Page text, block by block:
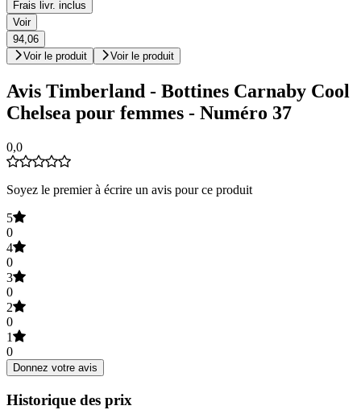
Frais livr. inclus
Voir
94,06
Voir le produit
Voir le produit
Avis Timberland - Bottines Carnaby Cool
Chelsea pour femmes - Numéro 37
0,0
Soyez le premier à écrire un avis pour ce produit
5
0
4
0
3
0
2
0
1
0
Donnez votre avis
Historique des prix